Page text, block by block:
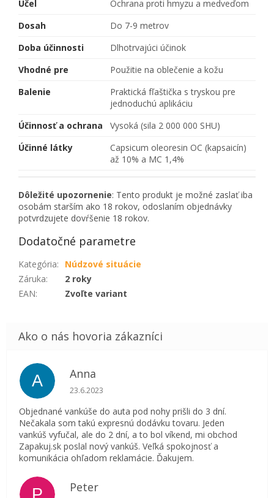
Účel
Ochrana proti hmyzu a medveďom
Dosah
Do 7-9 metrov
Doba účinnosti
Dlhotrvajúci účinok
Vhodné pre
Použitie na oblečenie a kožu
Balenie
Praktická fľaštička s tryskou pre
jednoduchú aplikáciu
Účinnosť a ochrana
Vysoká (sila 2 000 000 SHU)
Účinné látky
Capsicum oleoresin OC (kapsaicín)
až 10% a MC 1,4%
Dôležité upozornenie: Tento produkt je možné zaslať iba
osobám starším ako 18 rokov, odoslaním objednávky
potvrdzujete dovŕšenie 18 rokov.
Dodatočné parametre
Kategória:
Núdzové situácie
Záruka:
2 roky
EAN: Zvoľte variant
A Anna
Hodnotenie obchodu je 5 z 5 hviezdičiek.
23.6.2023
Objednané vankúše do auta pod nohy prišli do 3 dní.
Nečakala som takú expresnú dodávku tovaru. Jeden
vankúš vyfučal, ale do 2 dní, a to bol víkend, mi obchod
Zapakuj.sk poslal nový vankúš. Veľká spokojnosť a
komunikácia ohľadom reklamácie. Ďakujem.
P Peter